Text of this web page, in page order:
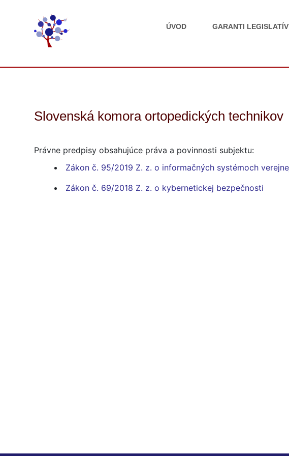
ÚVOD GARANTI
Slovenská komora ortopedických technikov
Právne predpisy obsahujúce práva a povinnosti subjektu:
Zákon č. 95/2019 Z. z. o informačných systémoch
Zákon č. 69/2018 Z. z. o kybernetickej bezpečnosti